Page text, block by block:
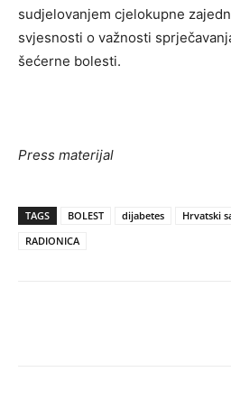
sudjelovanjem cjelokupne
svjesnosti o važnosti
šećerne bolesti.
Press materijal
TAGS BOLEST dijabetes
Hrvatski
RADIONICA